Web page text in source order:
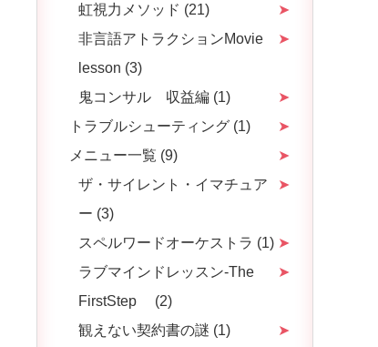
虹視力メソッド (21)
非言語アトラクションMovie
lesson (3)
鬼コンサル 収益編 (1)
トラブルシューティング (1)
メニュー一覧 (9)
ザ・サイレント・イマチュア
ー (3)
スペルワードオーケストラ (1)
ラブマインドレッスン-The
FirstStep (2)
観えない契約書の謎 (1)